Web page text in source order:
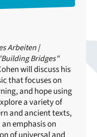
Arbeiten|
Bridges"
will discuss his
that focuses on
and hope using
a variety of
and ancient texts,
emphasis on